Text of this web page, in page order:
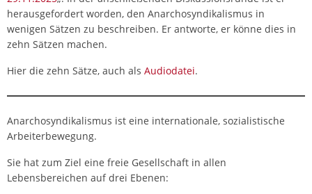
herausgefordert worden, den Anarchosyndikalismus in
wenigen Sätzen zu beschreiben. Er antworte, er könne dies in
zehn Sätzen machen.
Hier die zehn Sätze, auch als Audiodatei.
Anarchosyndikalismus ist eine internationale, sozialistische
Arbeiterbewegung.
Sie hat zum Ziel eine freie Gesellschaft in allen
Lebensbereichen auf drei Ebenen: